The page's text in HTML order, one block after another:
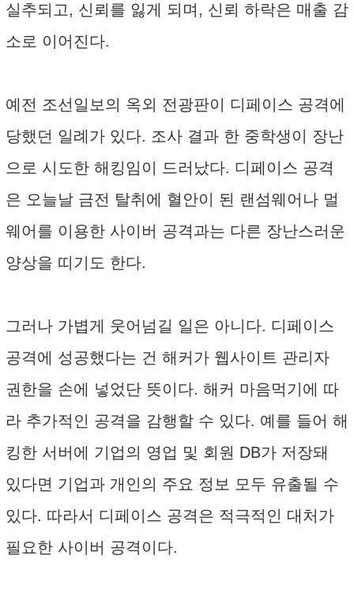
실추되고, 신뢰를 잃게 되며, 신뢰 하락은 매출 감
소로 이어진다.
예전 조선일보의 옥외 전광판이 디페이스 공격에
당했던 일례가 있다. 조사 결과 한 중학생이 장난
으로 시도한 해킹임이 드러났다. 디페이스 공격
은 오늘날 금전 탈취에 혈안이 된 랜섬웨어나 멀
웨어를 이용한 사이버 공격과는 다른 장난스러운
양상을 띠기도 한다.
그러나 가볍게 웃어넘길 일은 아니다. 디페이스
공격에 성공했다는 건 해커가 웹사이트 관리자
권한을 손에 넣었단 뜻이다. 해커 마음먹기에 따
라 추가적인 공격을 감행할 수 있다. 예를 들어 해
킹한 서버에 기업의 영업 및 회원 DB가 저장돼
있다면 기업과 개인의 주요 정보 모두 유출될 수
있다. 따라서 디페이스 공격은 적극적인 대처가
필요한 사이버 공격이다.